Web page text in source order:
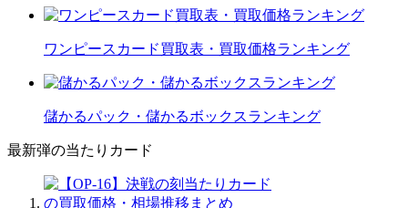
ワンピースカード買取表・買取価格ランキング
儲かるパック・儲かるボックスランキング
最新弾の当たりカード